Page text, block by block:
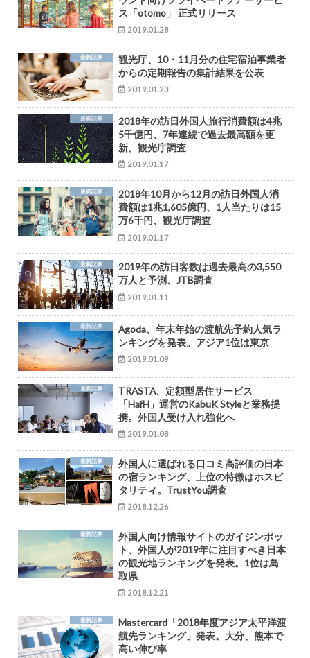
ス「otomo」 正式リリース
2019.01.28
最新記事
観光庁、10・11月分の住宅宿泊事業者
からの定期報告の集計結果を公表
2019.01.23
最新記事
2018年の訪日外国人旅行消費額は4兆
5千億円、7年連続で過去最高額を更
新。観光庁調査
2019.01.17
最新記事
2018年10月から12月の訪日外国人消
費額は1兆1,605億円、1人当たりは15
万6千円、観光庁調査
2019.01.17
最新記事
2019年の訪日客数は過去最高の3,550
万人と予測、JTB調査
2019.01.11
最新記事
Agoda、年末年始の渡航先予約人気ラ
ンキングを発表。アジア1位は東京
2019.01.09
最新記事
TRASTA、定額型居住サービス
「HafH」運営のKabuK Styleと業務提
携。外国人受け入れ強化へ
2019.01.08
最新記事
外国人に選ばれる口コミ高評価の日本
の宿ランキング、上位の特徴はホスピ
タリティ。TrustYou調査
2018.12.26
最新記事
外国人向け情報サイトのガイジンポッ
ト、外国人が2019年に注目すべき日本
の観光地ランキングを発表。1位は鳥
取県
2018.12.21
最新記事
Mastercard「2018年度アジア太平洋渡
航先ランキング」発表。大分、熊本で
高い伸び率